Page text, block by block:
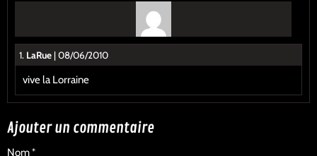
1. LaRue | 08/06/2010
vive la Lorraine
Ajouter un commentaire
Nom